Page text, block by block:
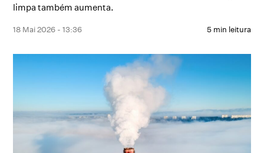
limpa também aumenta.
18 Mai 2026 - 13:36 5 min leitura